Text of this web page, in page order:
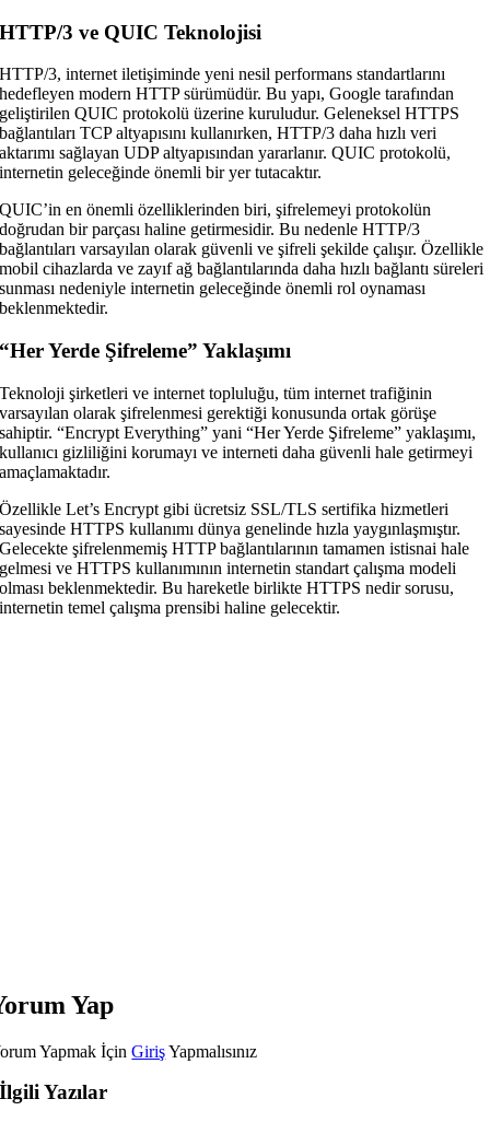
HTTP/3 ve QUIC Teknolojisi
HTTP/3, internet iletişiminde yeni nesil performans standartlarını
hedefleyen modern HTTP sürümüdür. Bu yapı, Google tarafından
geliştirilen QUIC protokolü üzerine kuruludur. Geleneksel HTTPS
bağlantıları TCP altyapısını kullanırken, HTTP/3 daha hızlı veri
aktarımı sağlayan UDP altyapısından yararlanır. QUIC protokolü,
internetin geleceğinde önemli bir yer tutacaktır.
QUIC’in en önemli özelliklerinden biri, şifrelemeyi protokolün
doğrudan bir parçası haline getirmesidir. Bu nedenle HTTP/3
bağlantıları varsayılan olarak güvenli ve şifreli şekilde çalışır. Özellikle
mobil cihazlarda ve zayıf ağ bağlantılarında daha hızlı bağlantı süreleri
sunması nedeniyle internetin geleceğinde önemli rol oynaması
beklenmektedir.
“Her Yerde Şifreleme” Yaklaşımı
Teknoloji şirketleri ve internet topluluğu, tüm internet trafiğinin
varsayılan olarak şifrelenmesi gerektiği konusunda ortak görüşe
sahiptir. “Encrypt Everything” yani “Her Yerde Şifreleme” yaklaşımı,
kullanıcı gizliliğini korumayı ve interneti daha güvenli hale getirmeyi
amaçlamaktadır.
Özellikle Let’s Encrypt gibi ücretsiz SSL/TLS sertifika hizmetleri
sayesinde HTTPS kullanımı dünya genelinde hızla yaygınlaşmıştır.
Gelecekte şifrelenmemiş HTTP bağlantılarının tamamen istisnai hale
gelmesi ve HTTPS kullanımının internetin standart çalışma modeli
olması beklenmektedir. Bu hareketle birlikte HTTPS nedir sorusu,
internetin temel çalışma prensibi haline gelecektir.
Yap
Yapmak İçinGirişYapmalısınız
İlgili Yazılar